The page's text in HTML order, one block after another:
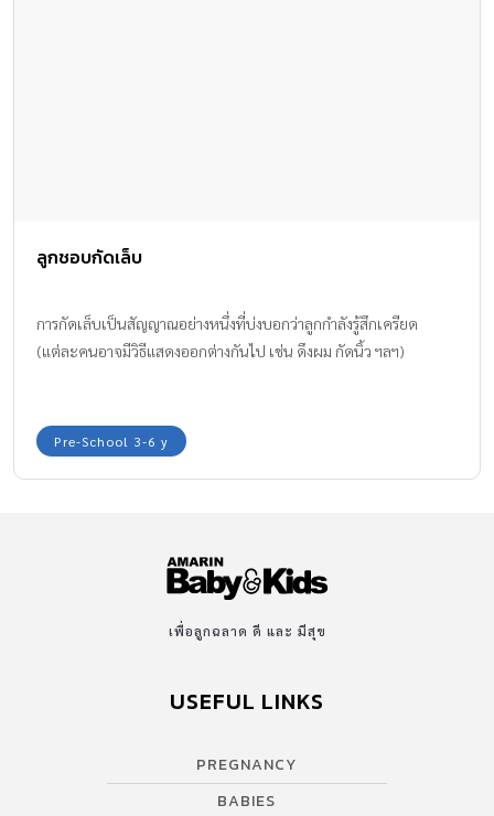
ลูกชอบกัดเล็บ
การกัดเล็บเป็นสัญญาณอย่างหนึ่งที่บ่งบอกว่าลูกกำลังรู้สึกเครียด
(แต่ละคนอาจมีวิธีแสดงออกต่างกันไป เช่น ดึงผม กัดนิ้ว ฯลฯ)
Pre-School 3-6 y
เพื่อลูกฉลาด ดี และ มีสุข
USEFUL LINKS
PREGNANCY
BABIES